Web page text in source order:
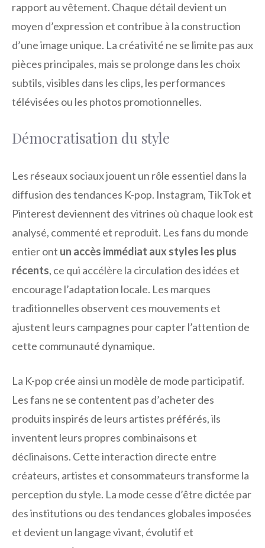
rapport au vêtement. Chaque détail devient un
moyen d’expression et contribue à la construction
d’une image unique. La créativité ne se limite pas aux
pièces principales, mais se prolonge dans les choix
subtils, visibles dans les clips, les performances
télévisées ou les photos promotionnelles.
Démocratisation du style
Les réseaux sociaux jouent un rôle essentiel dans la
diffusion des tendances K-pop. Instagram, TikTok et
Pinterest deviennent des vitrines où chaque look est
analysé, commenté et reproduit. Les fans du monde
entier ont un accès immédiat aux styles les plus
récents, ce qui accélère la circulation des idées et
encourage l’adaptation locale. Les marques
traditionnelles observent ces mouvements et
ajustent leurs campagnes pour capter l’attention de
cette communauté dynamique.
La K-pop crée ainsi un modèle de mode participatif.
Les fans ne se contentent pas d’acheter des
produits inspirés de leurs artistes préférés, ils
inventent leurs propres combinaisons et
déclinaisons. Cette interaction directe entre
créateurs, artistes et consommateurs transforme la
perception du style. La mode cesse d’être dictée par
des institutions ou des tendances globales imposées
et devient un langage vivant, évolutif et